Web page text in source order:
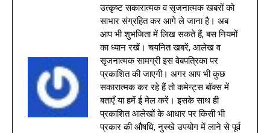
उत्कृष्ट सकारात्मक व सृजनात्मक खबरों को
साभार संग्रहित कर आगे ले जाना है। अब
आप भी शुभजिता में लिख सकते हैं, बस नियमों
का ध्यान रखें। चयनित खबरें, आलेख व
सृजनात्मक सामग्री इस वेबपत्रिका पर
प्रकाशित की जाएगी। अगर आप भी कुछ
सकारात्मक कर रहे हैं तो कमेन्ट्स बॉक्स में
बताएँ या हमें ई मेल करें। इसके साथ ही
प्रकाशित आलेखों के आधार पर किसी भी
प्रकार की औषधि, नुस्खे उपयोग में लाने से पूर्व